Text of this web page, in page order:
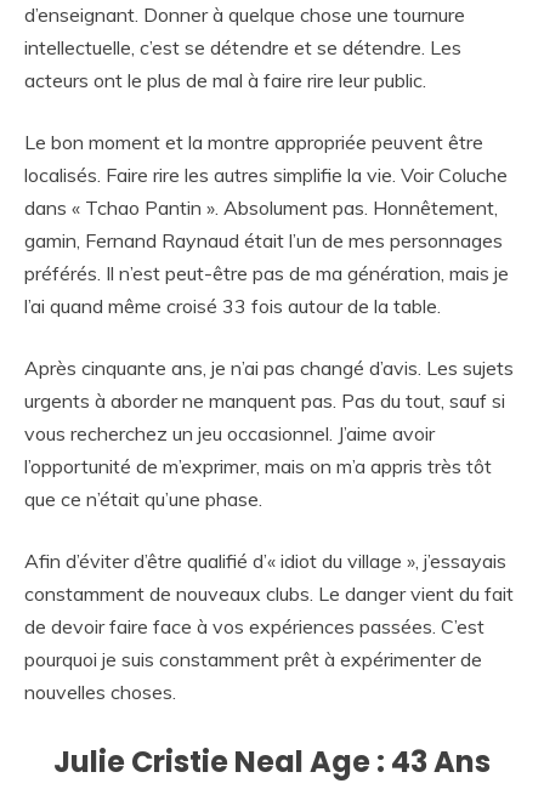
d’enseignant. Donner à quelque chose une tournure
intellectuelle, c’est se détendre et se détendre. Les
acteurs ont le plus de mal à faire rire leur public.
Le bon moment et la montre appropriée peuvent être
localisés. Faire rire les autres simplifie la vie. Voir Coluche
dans « Tchao Pantin ». Absolument pas. Honnêtement,
gamin, Fernand Raynaud était l’un de mes personnages
préférés. Il n’est peut-être pas de ma génération, mais je
l’ai quand même croisé 33 fois autour de la table.
Après cinquante ans, je n’ai pas changé d’avis. Les sujets
urgents à aborder ne manquent pas. Pas du tout, sauf si
vous recherchez un jeu occasionnel. J’aime avoir
l’opportunité de m’exprimer, mais on m’a appris très tôt
que ce n’était qu’une phase.
Afin d’éviter d’être qualifié d’« idiot du village », j’essayais
constamment de nouveaux clubs. Le danger vient du fait
de devoir faire face à vos expériences passées. C’est
pourquoi je suis constamment prêt à expérimenter de
nouvelles choses.
Julie Cristie Neal Age : 43 Ans